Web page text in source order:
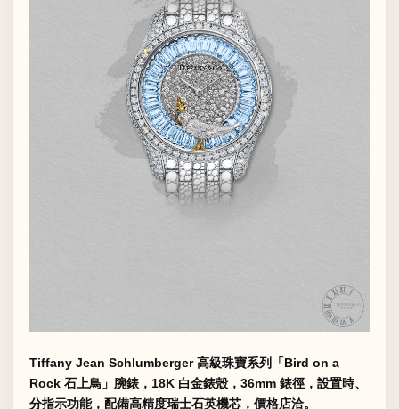
Tiffany Jean Schlumberger 高級珠寶系列「Bird on a
Rock 石上鳥」腕錶，18K 白金錶殼，36mm 錶徑，設置時、
分指示功能，配備高精度瑞士石英機芯，價格店洽。